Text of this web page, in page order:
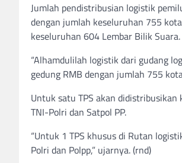
Jumlah pendistribusian logistik
dengan jumlah keseluruhan 755
keseluruhan 604 Lembar Bilik Suara.
“Alhamdulilah logistik dari gudang
gedung RMB dengan jumlah 755
Untuk satu TPS akan
TNI-Polri dan Satpol PP.
“Untuk 1 TPS khusus di Rutan
Polri dan Polpp,” ujarnya. (rnd)